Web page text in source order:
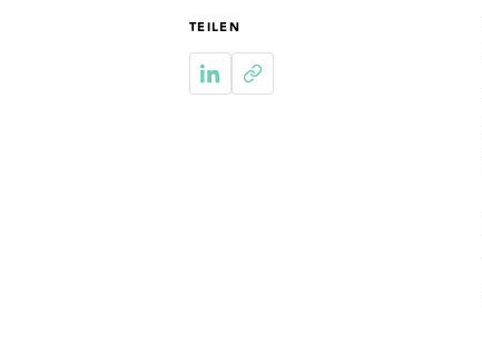
TEILEN